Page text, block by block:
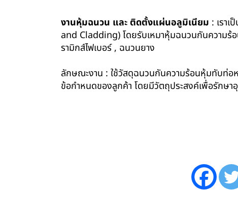
งานหุ้มฉนวน และ ติดตั้งแผ่นอลูมิเนียม : เรา
and Cladding) โดยรับเหมาหุ้มฉนวนกันความร้อ
รามิกส์ไฟเบอร์ , ฉนวนยาง
ลักษณะงาน : ใช้วัสดุฉนวนกันความร้อนหุ้มทับท่อ
ข้อกำหนดของลูกค้า โดยมีวัตถุประสงค์เพื่อรักษ